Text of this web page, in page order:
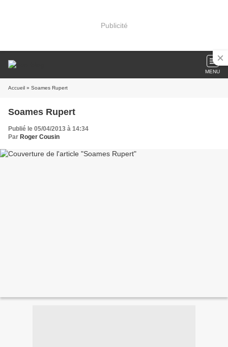
Publicité
MENU
Accueil » Soames Rupert
Soames Rupert
Publié le 05/04/2013 à 14:34
Par Roger Cousin